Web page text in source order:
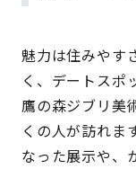
魅力は住みやす
く、デートスポ
鷹の森ジブリ美
くの人が訪れま
なった展示や、